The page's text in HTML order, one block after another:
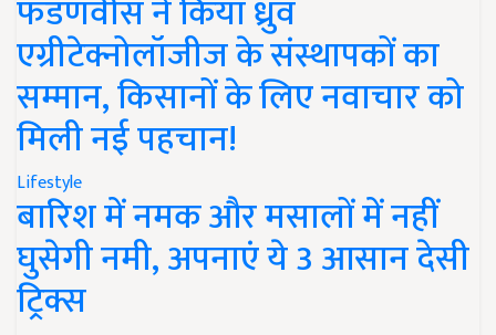
फडणवीस ने किया ध्रुव
एग्रीटेक्नोलॉजीज के संस्थापकों का
सम्मान, किसानों के लिए नवाचार को
मिली नई पहचान!
Lifestyle
बारिश में नमक और मसालों में नहीं
घुसेगी नमी, अपनाएं ये 3 आसान देसी
ट्रिक्स